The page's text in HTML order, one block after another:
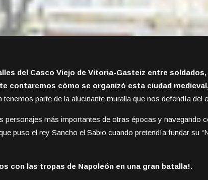
del Casco Viejo de Vitoria-Gasteiz entre
contaremos cómo se organizó esta ciudad
tenemos parte de la alucinante muralla que nos defendía del
personajes más importantes de otras épocas y navegando
puso el rey Sancho el Sabio cuando pretendía fundar su
con las tropas de Napoleón en una gran batalla!.